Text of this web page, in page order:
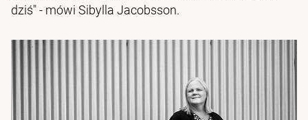
dziś" - mówi Sibylla Jacobsson.